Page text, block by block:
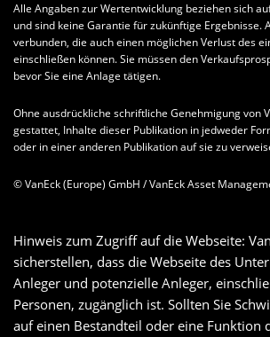
Alle Angaben zur Wertentwicklung beziehen sich
und sind keine Garantie für zukünftige Ergebnisse.
verbunden, die auch einen möglichen Verlust des
einschließen können. Sie müssen den
bevor Sie eine Anlage tätigen.
Ohne ausdrückliche schriftliche Genehmigung von
gestattet, Inhalte dieser Publikation in jedweder
oder in einer anderen Publikation auf sie zu
© VanEck (Europe) GmbH / VanEck Asset
Hinweis zum Zugriff auf die Webseite:
sicherstellen, dass die Webseite des
Anleger und potenzielle Anleger,
Personen, zugänglich ist. Sollten Sie
auf einen Bestandteil oder eine Funktion